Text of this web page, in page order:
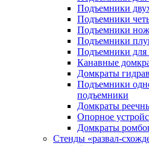
Подъемники
Подъемники
Подъемники
Подъемники
Подъемники для
Канавные
Домкраты
Подъемники
подъемники
Домкраты
Опорное
Домкраты
Стенды «развал-